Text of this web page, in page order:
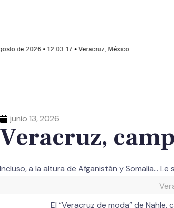
de 2026 • 12:03:18 • Veracruz, México
junio 13, 2026
Veracruz,
Incluso, a la altura de Afganistán y Somalia… Le
El “Veracruz de moda” de